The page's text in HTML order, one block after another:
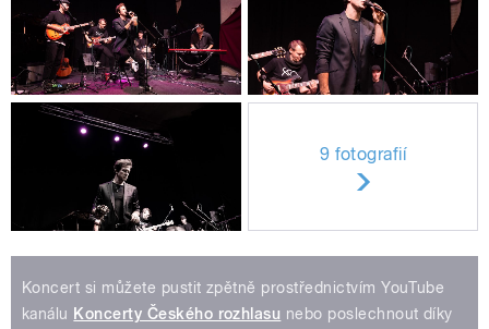
9 fotografií
Koncert si můžete pustit zpětně prostřednictvím YouTube
kanálu Koncerty Českého rozhlasu nebo poslechnout díky